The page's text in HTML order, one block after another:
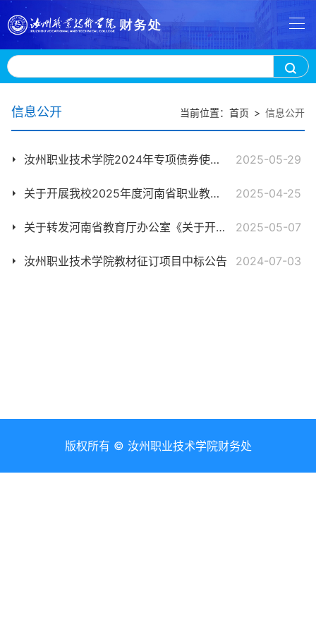
当前位置： 首页 > 信息公开
信息公开
汝州职业技术学院2024年专项债券使用情况信息 2025-05-29
关于开展我校2025年度河南省职业教育“双师型”教师认定工作的通知 2025-04-25
关于转发河南省教育厅办公室《关于开展“铸魂强师，奋进有我”师德教育主题征文、演讲比赛和师德师风建设优秀案例征集活动的通知》的通知 2025-05-07
汝州职业技术学院教材征订项目中标公告 2024-07-03
版权所有 © 汝州职业技术学院财务处